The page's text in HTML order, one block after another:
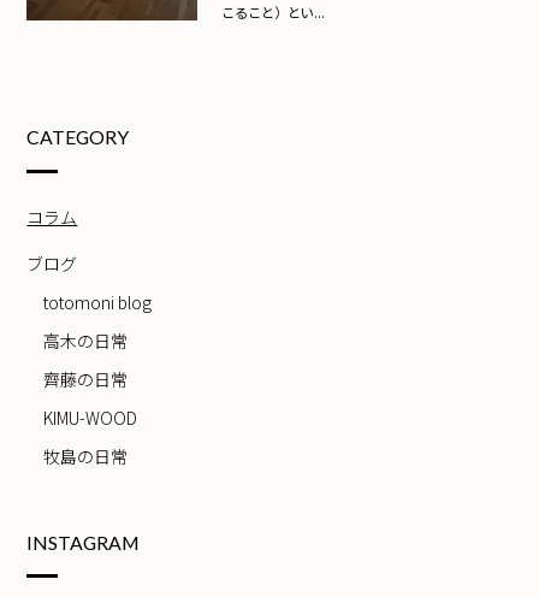
こること）とい...
CATEGORY
コラム
ブログ
totomoni blog
高木の日常
齊藤の日常
KIMU-WOOD
牧島の日常
INSTAGRAM